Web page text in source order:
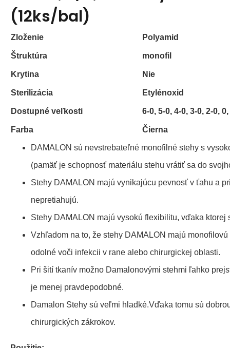
(12ks/bal)
Zloženie Polyamid
Štruktúra monofil
Krytina Nie
Sterilizácia Etylénoxid
Dostupné veľkosti 6-0, 5-0, 4-0, 3-0, 2-0,
Farba Čierna
DAMALON sú nevstrebateľné monofilné stehy s
(pamäť je schopnosť materiálu stehu vrátiť sa do
Stehy DAMALON majú vynikajúcu pevnosť v ťahu a
nepretiahujú.
Stehy DAMALON majú vysokú flexibilitu, vďaka ktorej
Vzhľadom na to, že stehy DAMALON majú
odolné voči infekcii v rane alebo chirurgickej oblasti.
Pri šití tkanív možno Damalonovými stehmi ľahko
je menej pravdepodobné.
Damalon Stehy sú veľmi hladké.Vďaka tomu sú
chirurgických zákrokov.